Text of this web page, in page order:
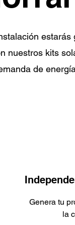
nuestros kits
de
Genera tu
la